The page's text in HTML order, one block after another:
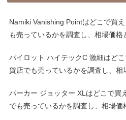
Namiki Vanishing Pointはどこで買
も売っているかを調査し、相場価格
パイロット ハイテックC 激細はど
貨店でも売っているかを調査し、相
パーカー ジョッター XLはどこで買
でも売っているかを調査し、相場価